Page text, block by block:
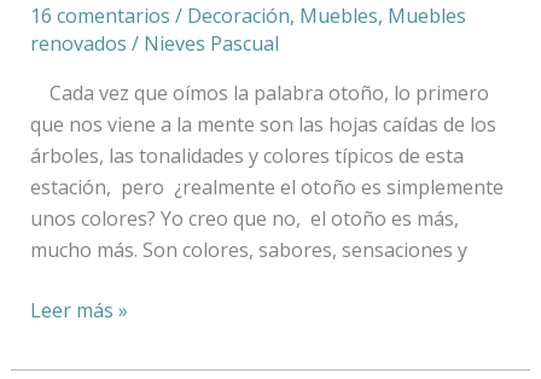
16 comentarios / Decoración, Muebles, Muebles
renovados / Nieves Pascual
Cada vez que oímos la palabra otoño, lo primero
que nos viene a la mente son las hojas caídas de los
árboles, las tonalidades y colores típicos de esta
estación, pero ¿realmente el otoño es simplemente
unos colores? Yo creo que no, el otoño es más,
mucho más. Son colores, sabores, sensaciones y
Leer más »